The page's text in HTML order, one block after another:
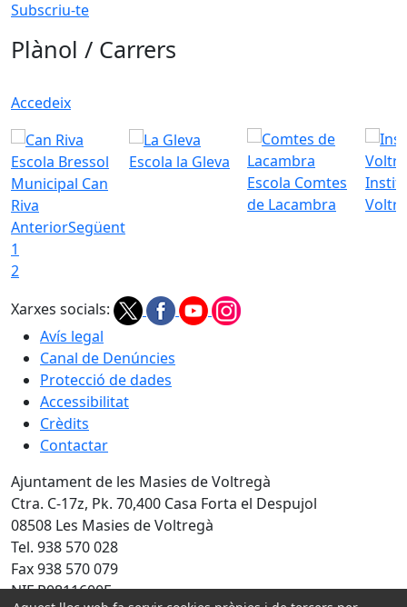
Subscriu-te
Plànol / Carrers
Accedeix
Escola Bressol
Municipal Can
Riva
Escola la Gleva
Escola Comtes
de Lacambra
AnteriorSegüent
1
2
Xarxes socials:
Avís legal
Canal de Denúncies
Protecció de dades
Accessibilitat
Crèdits
Contactar
Ajuntament de les Masies de Voltregà
Ctra. C-17z, Pk. 70,400 Casa Forta el Despujol
08508 Les Masies de Voltregà
Tel. 938 570 028
Fax 938 570 079
NIF P0811600F